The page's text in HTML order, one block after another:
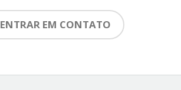
ENTRAR EM CONTATO